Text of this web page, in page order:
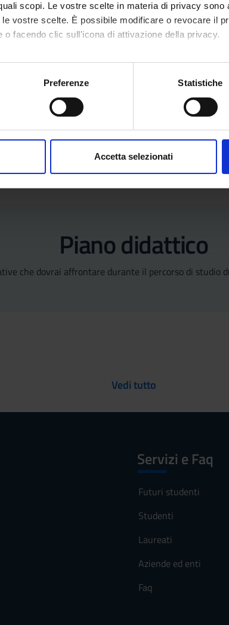
scopi. Le vostre scelte in materia di privacy sono
vostre scelte. È possibile modificare o revocare il
o facendo clic sull'icona di attivazione della privacy.
anche:
sulla tua posizione geografica, con
in qualsiasi momento dalla Dichiarazione sui
Preferenze Statistiche
Accetta selezionati
Piano didattico
che dovrai affrontare durante il percorso di studio
Vedi tutto
Servizi e Faq
Futuri studenti
Studenti
Laureati
Aziende ed enti
Faq